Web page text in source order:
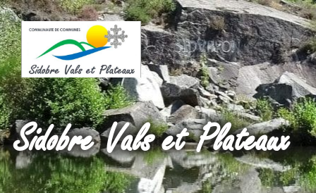
Sidobre Vals et Plateaux